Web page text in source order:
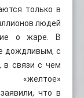
только в
людей
о жаре. В
дождливым, с
в связи с чем
«желтое»
что в